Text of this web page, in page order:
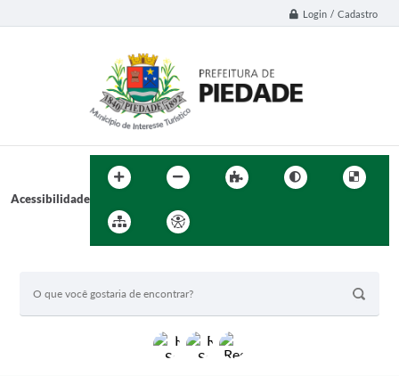
Login / Cadastro
Acessibilidade